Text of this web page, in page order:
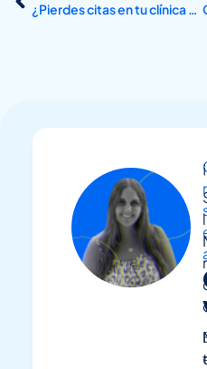
¿Pierdes citas en tu clínica o salón? El problema es el seguimiento